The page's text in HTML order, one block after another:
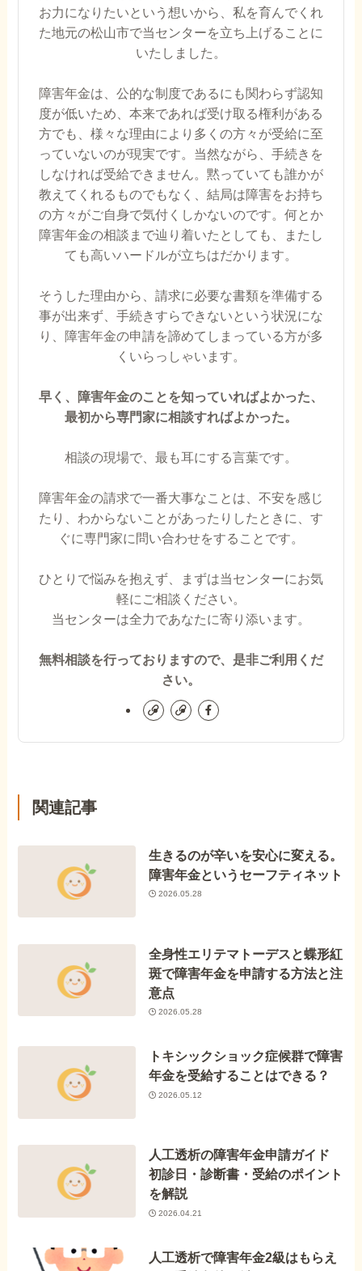
お力になりたいという想いから、私を育んでくれ
た地元の松山市で当センターを立ち上げることに
いたしました。
障害年金は、公的な制度であるにも関わらず認知
度が低いため、本来であれば受け取る権利がある
方でも、様々な理由により多くの方々が受給に至
っていないのが現実です。当然ながら、手続きを
しなければ受給できません。黙っていても誰かが
教えてくれるものでもなく、結局は障害をお持ち
の方々がご自身で気付くしかないのです。何とか
障害年金の相談まで辿り着いたとしても、またし
ても高いハードルが立ちはだかります。
そうした理由から、請求に必要な書類を準備する
事が出来ず、手続きすらできないという状況にな
り、障害年金の申請を諦めてしまっている方が多
くいらっしゃいます。
早く、障害年金のことを知っていればよかった、
最初から専門家に相談すればよかった。
相談の現場で、最も耳にする言葉です。
障害年金の請求で一番大事なことは、不安を感じ
たり、わからないことがあったりしたときに、す
ぐに専門家に問い合わせをすることです。
ひとりで悩みを抱えず、まずは当センターにお気
軽にご相談ください。
当センターは全力であなたに寄り添います。
無料相談を行っておりますので、是非ご利用くだ
さい。
関連記事
生きるのが辛いを安心に変える。
障害年金というセーフティネット
2026.05.28
全身性エリテマトーデスと蝶形紅
斑で障害年金を申請する方法と注
意点
2026.05.28
トキシックショック症候群で障害
年金を受給することはできる？
2026.05.12
人工透析の障害年金申請ガイド
初診日・診断書・受給のポイント
を解説
2026.04.21
人工透析で障害年金2級はもらえ